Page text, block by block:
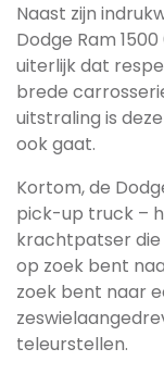
Naast zijn
Dodge Ram
uiterlijk dat
brede
uitstraling is
ook gaat.
Kortom, de
pick-up truck –
krachtpatser die
op zoek bent
zoek bent naar
teleurstellen.